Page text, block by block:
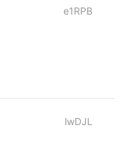
e1RPB
lwDJL